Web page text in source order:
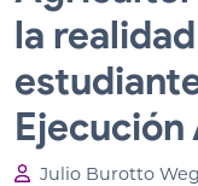
la
Julio Burotto